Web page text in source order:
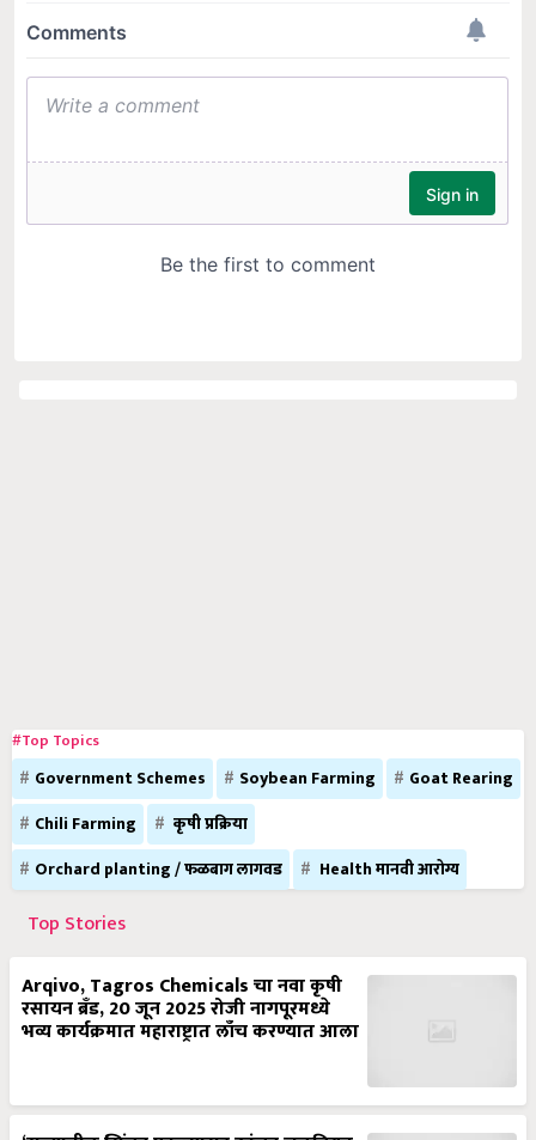
#Top Topics
Government Schemes Soybean Farming
Goat Rearing
Chili Farming
कृषी प्रक्रिया
Orchard planting / फळबाग लागवड
Health मानवी आरोग्य
Top Stories
Arqivo, Tagros Chemicals चा नवा कृषी
रसायन ब्रँड, 20 जून 2025 रोजी नागपूरमध्ये
भव्य कार्यक्रमात महाराष्ट्रात लाँच करण्यात आला